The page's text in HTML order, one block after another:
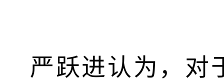
严跃进认为，对